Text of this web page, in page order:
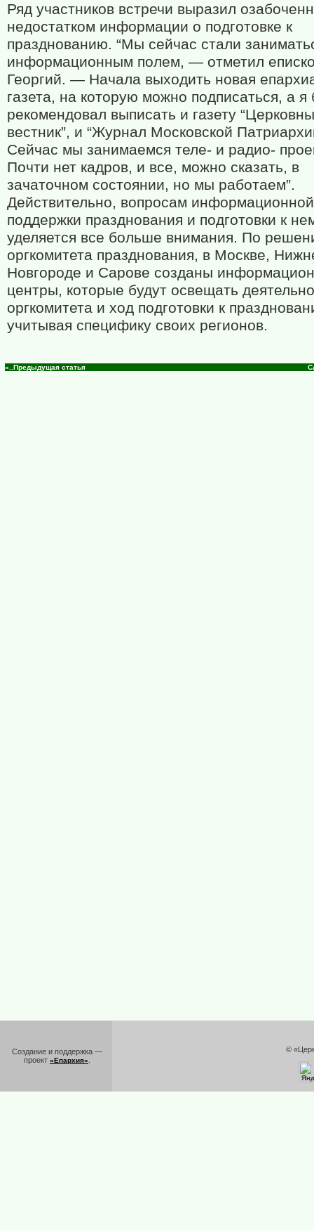
Ряд участников встречи выразил
недостатком информации о подготовке к
празднованию. “Мы сейчас стали
информационным полем, — отметил
Георгий. — Начала выходить новая
газета, на которую можно подписаться, а
рекомендовал выписать и газету
вестник”, и “Журнал Московской
Сейчас мы занимаемся теле- и радио-
Почти нет кадров, и все, можно сказать, в
зачаточном состоянии, но мы работаем”.
Действительно, вопросам информационной
поддержки празднования и подготовки к
уделяется все больше внимания. По
оргкомитета празднования, в Москве,
Новгороде и Сарове созданы
центры, которые будут освещать
оргкомитета и ход подготовки к
учитывая специфику своих регионов.
«..Предыдущая статья
Создание и поддержка —
проект «Епархия»
©